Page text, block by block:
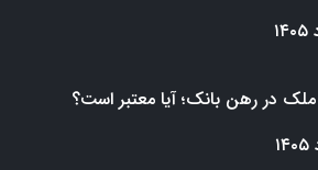
ملک در رهن بانک؛ آیا معتبر است؟